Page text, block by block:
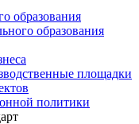
образования
образования
площадки
политики